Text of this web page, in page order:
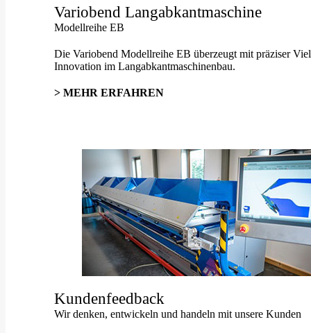
Variobend Langabkantmaschine
Modellreihe EB
Die Variobend Modellreihe EB überzeugt mit präziser
Innovation im Langabkantmaschinenbau.
> MEHR ERFAHREN
Kundenfeedback
Wir denken, entwickeln und handeln mit unsere Kunden